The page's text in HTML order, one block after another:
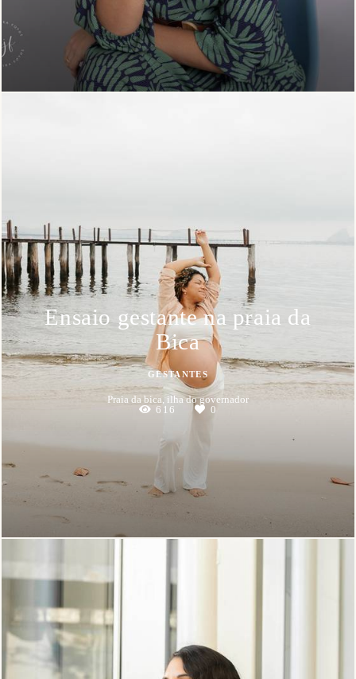
Ensaio gestante na praia da
Bica
GESTANTES
Praia da bica, ilha do governador
616
0